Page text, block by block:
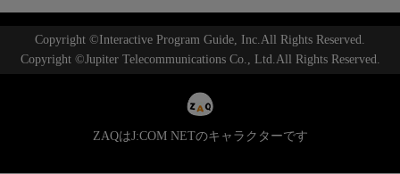
Copyright ©Interactive Program Guide, Inc.All Rights Reserved.
Copyright ©Jupiter Telecommunications Co., Ltd.All Rights Reserved.
ZAQはJ:COM NETのキャラクターです